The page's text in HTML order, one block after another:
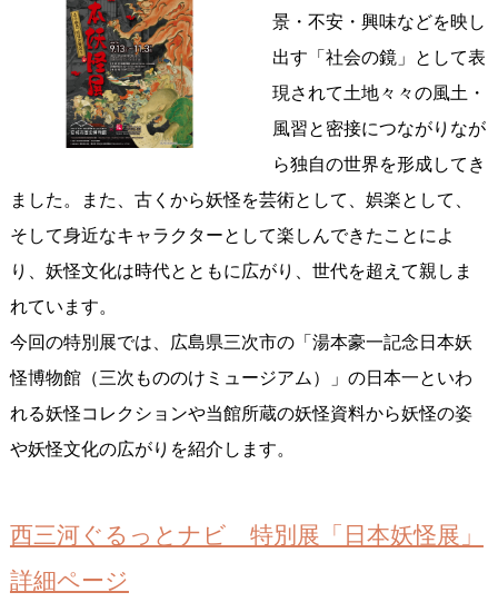
景・不安・興味などを映し
出す「社会の鏡」として表
現されて土地々々の風土・
風習と密接につながりなが
ら独自の世界を形成してき
ました。また、古くから妖怪を芸術として、娯楽として、
そして身近なキャラクターとして楽しんできたことによ
り、妖怪文化は時代とともに広がり、世代を超えて親しま
れています。
今回の特別展では、広島県三次市の「湯本豪一記念日本妖
怪博物館（三次もののけミュージアム）」の日本一といわ
れる妖怪コレクションや当館所蔵の妖怪資料から妖怪の姿
や妖怪文化の広がりを紹介します。
西三河ぐるっとナビ 特別展「日本妖怪展」
詳細ページ